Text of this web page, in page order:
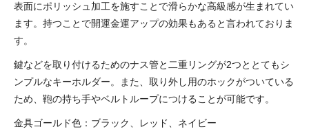
表面にポリッシュ加工を施すことで滑らかな高級感が生まれてい
ます。持つことで開運金運アップの効果もあると言われておりま
す。
鍵などを取り付けるためのナス管と二重リングが2つととてもシ
ンプルなキーホルダー。また、取り外し用のホックがついている
ため、鞄の持ち手やベルトループにつけることが可能です。
金具ゴールド色：ブラック、レッド、ネイビー